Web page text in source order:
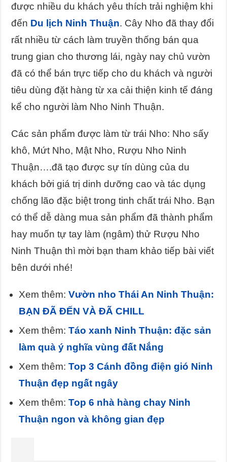
được nhiều du khách yêu thích trải nghiệm khi
đến Du lịch Ninh Thuận. Cây Nho đã thay đổi
rất nhiều từ cách làm truyền thống bán qua
trung gian cho thương lái, ngày nay chủ vườn
đã có thể bán trực tiếp cho du khách và người
tiêu dùng đặt hàng từ xa cải thiện kinh tế đáng
kể cho người làm Nho Ninh Thuận.
Các sản phẩm được làm từ trái Nho: Nho sấy
khô, Mứt Nho, Mật Nho, Rượu Nho Ninh
Thuận….đã tạo được sự tín dùng của du
khách bởi giá trị dinh dưỡng cao và tác dụng
chống lão đặc biệt trong tinh chất trái Nho. Bạn
có thể dễ dàng mua sản phẩm đã thành phẩm
hay muốn tự tay làm (ngâm) thử Rượu Nho
Ninh Thuận thì mời bạn tham khảo tiếp bài viết
bên dưới nhé!
Xem thêm:Vườn nho Thái An Ninh Thuận:
BẠN ĐÃ ĐẾN VÀ ĐÃ CHILL
Xem thêm:Táo xanh Ninh Thuận: đặc sản
làm quà ý nghĩa vùng đất Nắng
Xem thêm:Top 3 Cánh đồng điện gió Ninh
Thuận đẹp ngất ngây
Xem thêm:Top 6 nhà hàng chay Ninh
Thuận ngon và không gian đẹp